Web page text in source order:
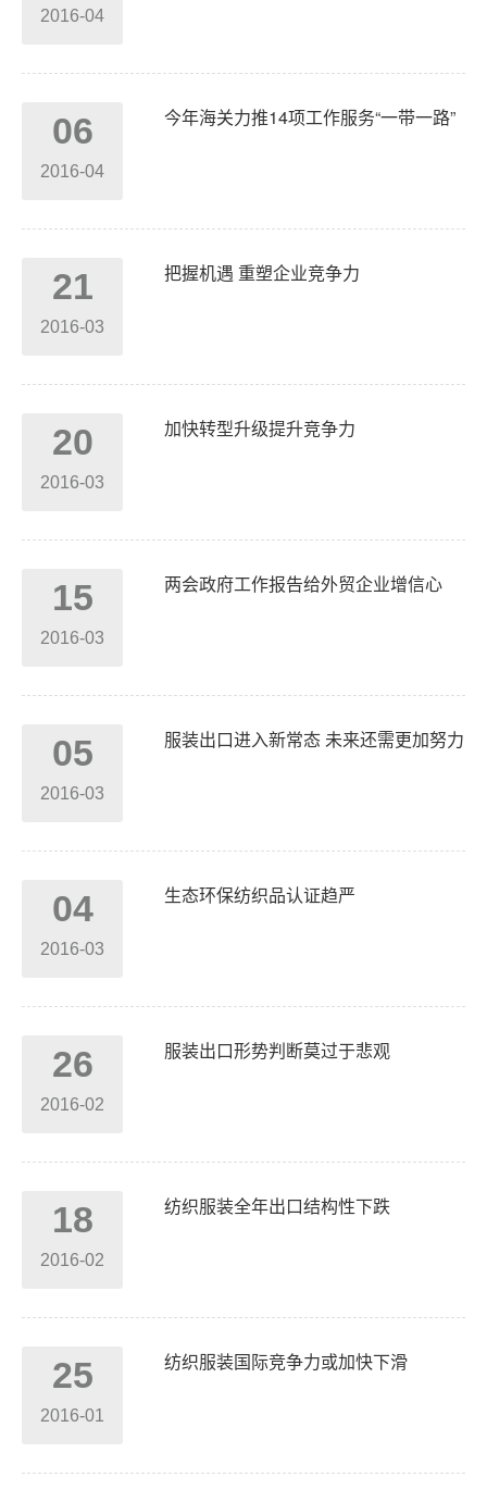
2016-04
06
2016-04
今年海关力推14项工作服务“一带一路”
21
2016-03
把握机遇 重塑企业竞争力
20
2016-03
加快转型升级提升竞争力
15
2016-03
两会政府工作报告给外贸企业增信心
05
2016-03
服装出口进入新常态 未来还需更加努力
04
2016-03
生态环保纺织品认证趋严
26
2016-02
服装出口形势判断莫过于悲观
18
2016-02
纺织服装全年出口结构性下跌
25
2016-01
纺织服装国际竞争力或加快下滑